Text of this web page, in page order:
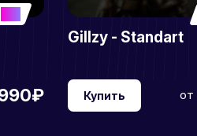
Gillzy - Standart
Купить от